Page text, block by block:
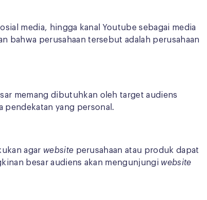
media, hingga kanal Youtube sebagai media
bahwa perusahaan tersebut adalah perusahaan
memang dibutuhkan oleh target audiens
pendekatan yang personal.
agar website perusahaan atau produk dapat
besar audiens akan mengunjungi website